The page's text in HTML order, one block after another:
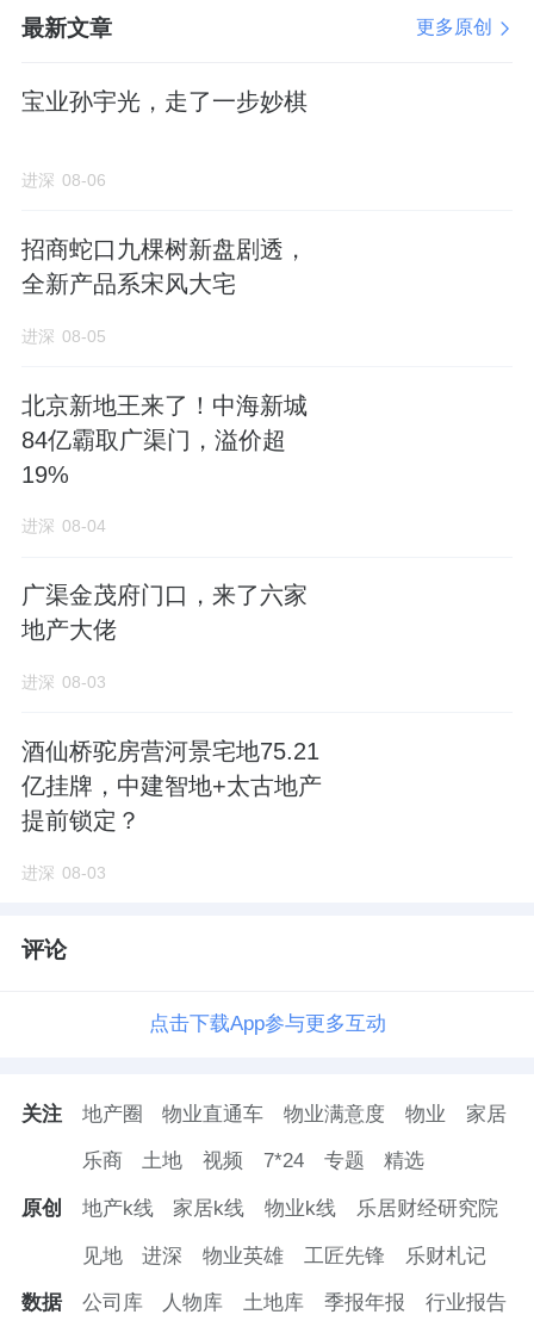
最新文章 更多原创
宝业孙宇光，走了一步妙棋
进深 08-06
招商蛇口九棵树新盘剧透，
全新产品系宋风大宅
进深 08-05
北京新地王来了！中海新城
84亿霸取广渠门，溢价超
19%
进深 08-04
广渠金茂府门口，来了六家
地产大佬
进深 08-03
酒仙桥驼房营河景宅地75.21
亿挂牌，中建智地+太古地产
提前锁定？
进深 08-03
评论
点击下载App参与更多互动
关注 地产圈 物业直通车 物业满意度 物业 家居
乐商 土地 视频 7*24 专题 精选
原创 地产k线 家居k线 物业k线 乐居财经研究院
见地 进深 物业英雄 工匠先锋 乐财札记
数据 公司库 人物库 土地库 季报年报 行业报告